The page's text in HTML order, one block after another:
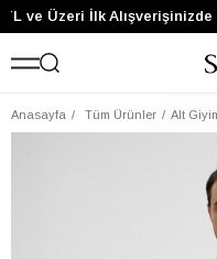
ve Üzeri İlk Alışverişinizde
Anasayfa Tüm Ürünler Alt